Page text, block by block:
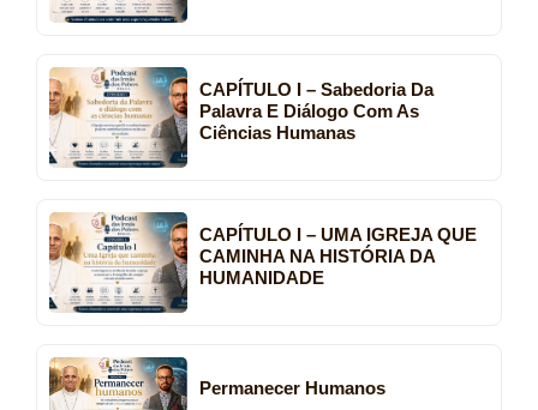
CAPÍTULO I – Sabedoria Da
Palavra E Diálogo Com As
Ciências Humanas
CAPÍTULO I – UMA IGREJA QUE
CAMINHA NA HISTÓRIA DA
HUMANIDADE
Permanecer Humanos